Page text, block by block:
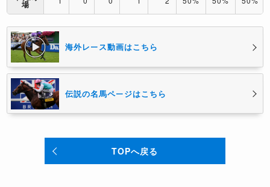
場
海外レース動画はこちら
伝説の名馬ページはこちら
TOPへ戻る